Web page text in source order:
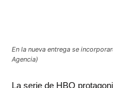
En la nueva entrega se
Agencia)
La serie de HBO